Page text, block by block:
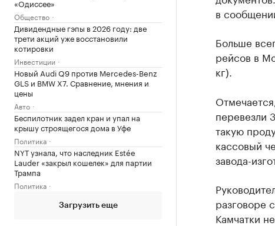
«Одиссее»
Общество
Дивидендные гэпы в 2026 году: две
трети акций уже восстановили
котировки
Инвестиции
Новый Audi Q9 против Mercedes-Benz
GLS и BMW X7. Сравнение, мнения и
цены
Авто
Беспилотник задел кран и упал на
крышу строящегося дома в Уфе
Политика
NYT узнала, что наследник Estée
Lauder «закрыл кошелек» для партии
Трампа
Политика
Загрузить еще
в
Больше
рейсов в
кг).
перевезли
такую
кассовый
завода-
разговоре
Камчатки